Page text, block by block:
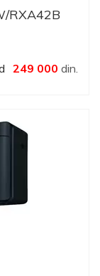
RXA42B
249 000 din.